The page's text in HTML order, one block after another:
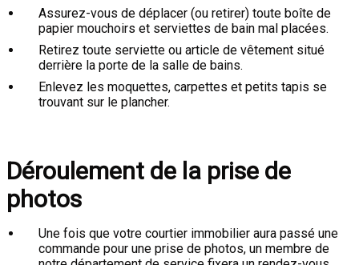
Assurez-vous de déplacer (ou retirer) toute boîte de
papier mouchoirs et serviettes de bain mal placées.
Retirez toute serviette ou article de vêtement situé
derrière la porte de la salle de bains.
Enlevez les moquettes, carpettes et petits tapis se
trouvant sur le plancher.
Déroulement de la prise de
photos
Une fois que votre courtier immobilier aura passé une
commande pour une prise de photos, un membre de